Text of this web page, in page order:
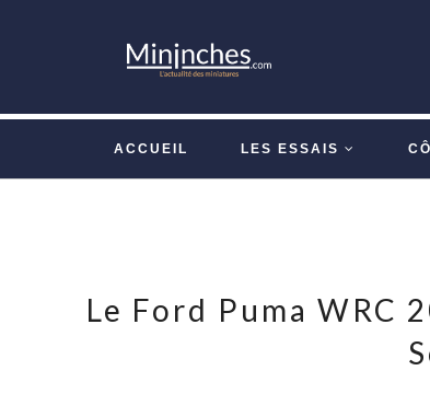
ACCUEIL LES ESSAIS
Le Ford Puma WRC